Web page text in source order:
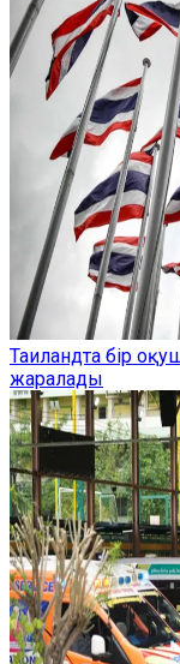
Таиландта бір
жаралады